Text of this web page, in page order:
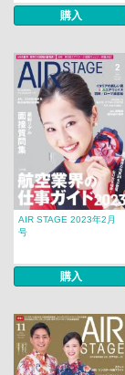
購入
AIR STAGE 2023年2月
号
購入